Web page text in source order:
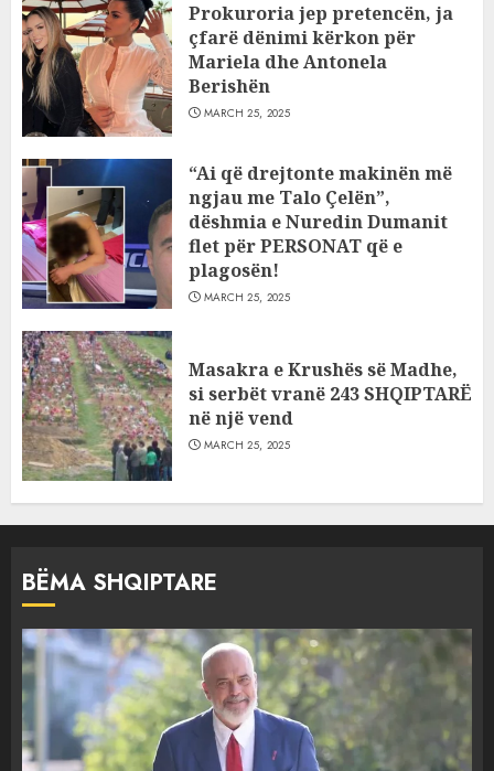
Prokuroria jep pretencën, ja
çfarë dënimi kërkon për
Mariela dhe Antonela
Berishën
MARCH 25, 2025
“Ai që drejtonte makinën më
ngjau me Talo Çelën”,
dëshmia e Nuredin Dumanit
flet për PERSONAT që e
plagosën!
MARCH 25, 2025
Masakra e Krushës së Madhe,
si serbët vranë 243 SHQIPTARË
në një vend
MARCH 25, 2025
BËMA SHQIPTARE